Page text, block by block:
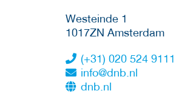
Westeinde 1
1017ZN Amsterdam
(+31) 020 524 9111
info@dnb.nl
dnb.nl